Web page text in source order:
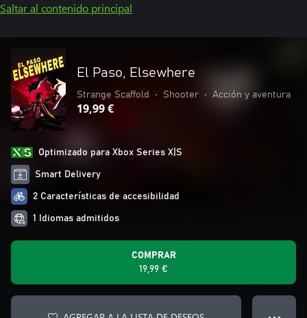
Saltar al contenido principal
El Paso, Elsewhere
Strange Scaffold • Shooter • Acción y aventura
19,99 €
Optimizado para Xbox Series X|S
Smart Delivery
2 Características de accesibilidad
1 Idiomas admitidos
COMPRAR
19,99 €